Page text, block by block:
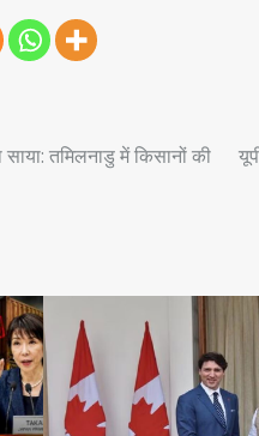
तमिलनाडु में किसानों की